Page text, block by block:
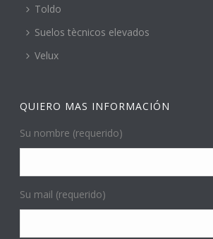
Toldo
Suelos tècnicos elevados
Velux
QUIERO MAS INFORMACIÓN
Su nombre (requerido)
Su mail (requerido)